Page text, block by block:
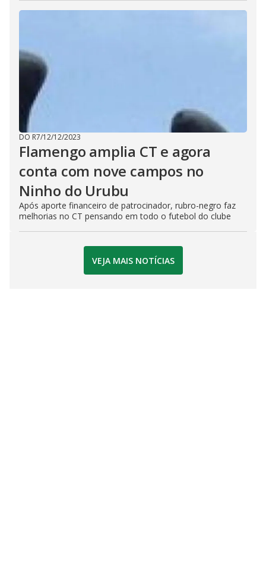
DO R7/12/12/2023
Flamengo amplia CT e agora
conta com nove campos no
Ninho do Urubu
Após aporte financeiro de patrocinador, rubro-negro faz
melhorias no CT pensando em todo o futebol do clube
VEJA MAIS NOTÍCIAS